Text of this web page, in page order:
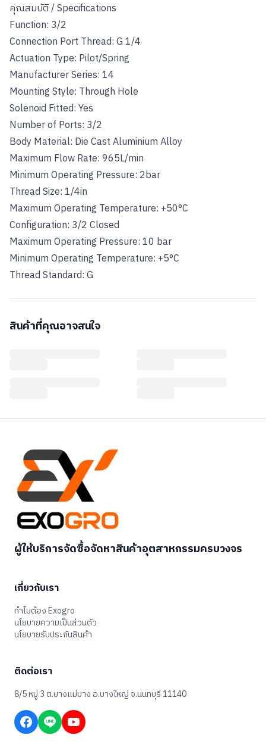
คุณสมบัติ / Specifications
Function: 3/2
Connection Port Thread: G 1/4
Actuation Type: Pilot/Spring
Manufacturer Series: 14
Mounting Style: Through Hole
Solenoid Fitted: Yes
Number of Ports: 3/2
Body Material: Die Cast Aluminium Alloy
Maximum Flow Rate: 965L/min
Minimum Operating Pressure: 2bar
Thread Size: 1/4in
Maximum Operating Temperature: +50°C
Configuration: 3/2 Closed
Maximum Operating Pressure: 10 bar
Minimum Operating Temperature: +5°C
สินค้าที่คุณอาจสนใจ
ผู้ให้บริการจัดซื้อจัดหาสินค้าอุตสาหกรรมครบวงจร
เกี่ยวกับเรา
ทำไมต้อง Exogro
นโยบายความเป็นส่วนตัว
นโยบายรับประกันสินค้า
ติดต่อเรา
8/5 หมู่ 3 ต.บางแม่บาง อ.บางใหญ่ จ.นนทบุรี 11140